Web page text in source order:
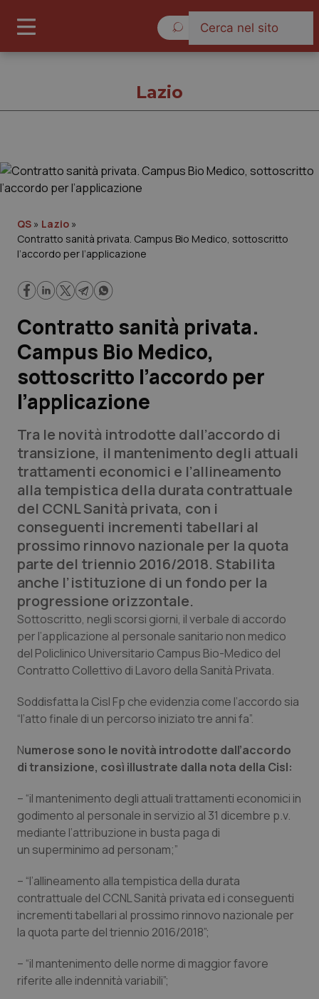
Governo e Parlamento
Regioni e Asl
Lavoro e Professioni
Scienza e Farmaci
Studi e Analisi
Lettere al direttore
Edizioni Regionali
QS Pro
Professionisti Sanitari.AI
Abruzzo
Basilicata
Calabria
Emilia-Romagna
Friuli Venezia Giulia
Lazio
Liguria
Marche
Molise
Piemonte
QS Pro Gold
Artrite & artrosi
Asma & BPCO
Colesterolo & coronaropatie
Dermatite Atopica
Diabete & glucometri
Disturbi dell’umore
Donna & Salute
Epatiti
HIV
QS Club Newsletter
Lazio
QS » Lazio »
Contratto sanità privata. Campus Bio Medico, sottoscritto
l’accordo per l’applicazione
Contratto sanità privata.
Campus Bio Medico,
sottoscritto l’accordo per
l’applicazione
Tra le novità introdotte dall’accordo di
transizione, il mantenimento degli attuali
trattamenti economici e l’allineamento
alla tempistica della durata contrattuale
del CCNL Sanità privata, con i
conseguenti incrementi tabellari al
prossimo rinnovo nazionale per la quota
parte del triennio 2016/2018. Stabilita
anche l’istituzione di un fondo per la
progressione orizzontale.
Sottoscritto, negli scorsi giorni, il verbale di accordo
per l’applicazione al personale sanitario non medico
del Policlinico Universitario Campus Bio-Medico del
Contratto Collettivo di Lavoro della Sanità Privata.
Soddisfatta la Cisl Fp che evidenzia come l’accordo sia
“l’atto finale di un percorso iniziato tre anni fa”.
Numerose sono le novità introdotte dall’accordo
di transizione, così illustrate dalla nota della Cisl:
– “il mantenimento degli attuali trattamenti economici in
godimento al personale in servizio al 31 dicembre p.v.
mediante l’attribuzione in busta paga di
un superminimo ad personam;”
– “l’allineamento alla tempistica della durata
contrattuale del CCNL Sanità privata ed i conseguenti
incrementi tabellari al prossimo rinnovo nazionale per
la quota parte del triennio 2016/2018”;
– “il mantenimento delle norme di maggior favore
riferite alle indennità variabili”;